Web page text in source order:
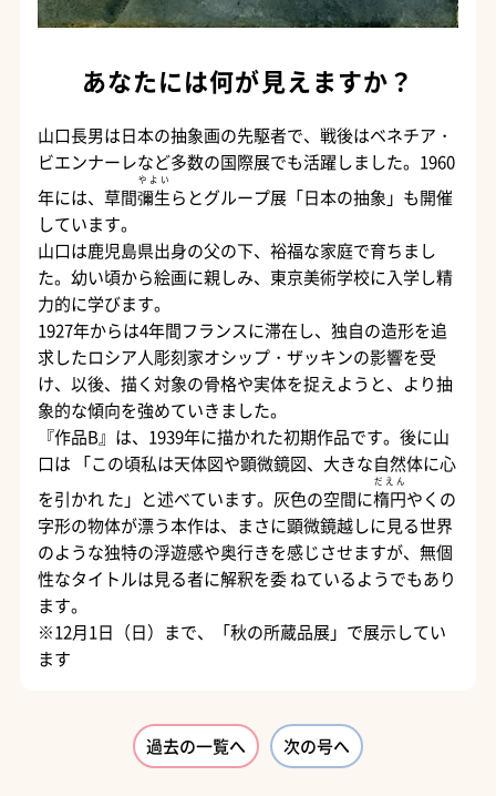
あなたには何が見えますか？
山口長男は日本の抽象画の先駆者で、戦後はベネチア・
ビエンナーレなど多数の国際展でも活躍しました。1960
年には、草間彌生
やよい
らとグループ展「日本の抽象」も開催
しています。
山口は鹿児島県出身の父の下、裕福な家庭で育ちまし
た。幼い頃から絵画に親しみ、東京美術学校に入学し精
力的に学びます。
1927年からは4年間フランスに滞在し、独自の造形を追
求したロシア人彫刻家オシップ・ザッキンの影響を受
け、以後、描く対象の骨格や実体を捉えようと、より抽
象的な傾向を強めていきました。
『作品B』は、1939年に描かれた初期作品です。後に山
口は 「この頃私は天体図や顕微鏡図、大きな自然体に心
を引かれ た」と述べています。灰色の空間に楕円
だえん
やくの
字形の物体が漂う本作は、まさに顕微鏡越しに見る世界
のような独特の浮遊感や奥行きを感じさせますが、無個
性なタイトルは見る者に解釈を委 ねているようでもあり
ます。
※12月1日（日）まで、「秋の所蔵品展」で展示してい
ます
過去の一覧へ 次の号へ